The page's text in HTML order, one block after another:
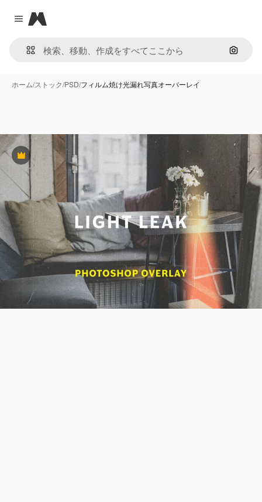
Close menu
Magnific
画像で
ホーム/ストック/PSD/フィルム焼け光漏れ写真オーバーレイ
Premium